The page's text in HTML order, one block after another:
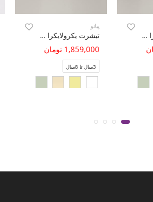
تیشرت یکرولایکرا تمام چاپ
پیانو
تیشرت یکرولایکرا تمام چاپ
1,859,000 تومان
3سال تا 8سال